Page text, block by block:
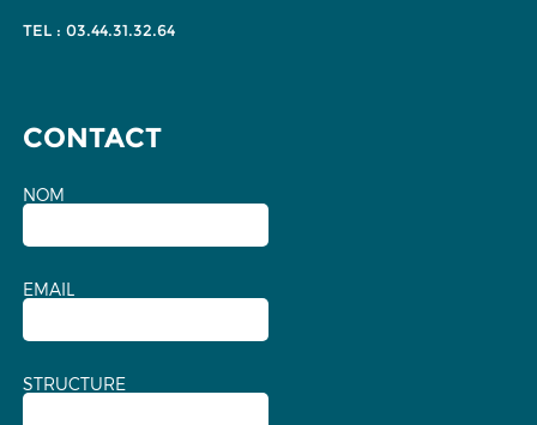
TEL : 03.44.31.32.64
CONTACT
NOM
EMAIL
STRUCTURE